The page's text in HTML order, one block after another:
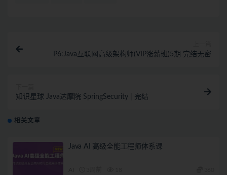
P6:Java互联网高级架构师(VIP涨薪班)5期 完结无密
知识星球 Java达摩院 SpringSecurity | 完结
相关文章
Java AI 高级全能工程师体系课